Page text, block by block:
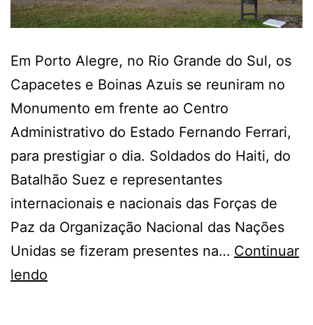
Em Porto Alegre, no Rio Grande do Sul, os
Capacetes e Boinas Azuis se reuniram no
Monumento em frente ao Centro
Administrativo do Estado Fernando Ferrari,
para prestigiar o dia. Soldados do Haiti, do
Batalhão Suez e representantes
internacionais e nacionais das Forças de
Paz da Organização Nacional das Nações
Unidas se fizeram presentes na… Continuar
lendo